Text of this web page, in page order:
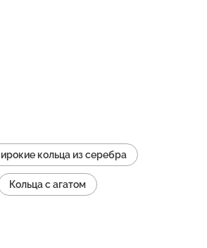
кольца из серебра
Кольца с агатом